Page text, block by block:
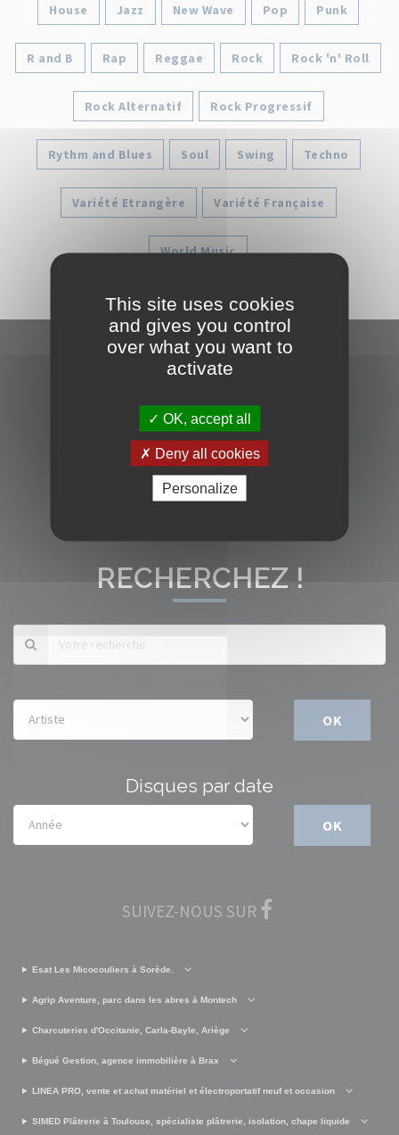
House Jazz New Wave Pop Punk
R and B Rap Reggae Rock Rock 'n' Roll
Rock Alternatif Rock Progressif
Rythm and Blues Soul Swing Techno
Variété Etrangère Variété Française
World Music
PARTAGEZ !
Facebook
Twitter
RECHERCHEZ !
OK
Disques par date
OK
SUIVEZ-NOUS SUR
Esat Les Micocouliers à Sorède.
Agrip Aventure, parc dans les abres à Montech
Charcuteries d'Occitanie, Carla-Bayle, Ariège
Bégué Gestion, agence immobilière à Brax
LINEA PRO, vente et achat matériel et électroportatif neuf et occasion
SIMED Plâtrerie à Toulouse, spécialiste plâtrerie, isolation, chape liquide
This site uses cookies
and gives you control
over what you want to
activate
OK, accept all
Deny all cookies
Personalize